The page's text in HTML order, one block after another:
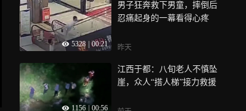
5328 00:21
男子狂奔救下男童，摔倒后
忍痛起身的一幕看得心疼
昨天
1156 00:56
江西于都：八旬老人不慎坠
崖，众人“搭人梯”接力救援